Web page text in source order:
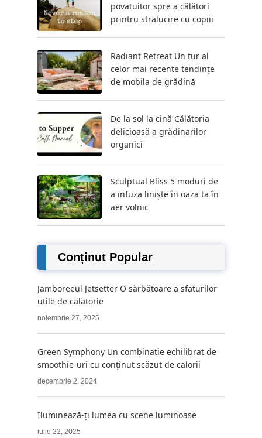
povatuitor spre a călători
printru stralucire cu copiii
Radiant Retreat Un tur al
celor mai recente tendințe
de mobila de grădină
De la sol la cină Călătoria
delicioasă a grădinarilor
organici
Sculptual Bliss 5 moduri de
a infuza liniște în oaza ta în
aer volnic
Conținut Popular
Jamboreeul Jetsetter O sărbătoare a sfaturilor
utile de călătorie
noiembrie 27, 2025
Green Symphony Un combinatie echilibrat de
smoothie-uri cu conținut scăzut de calorii
decembrie 2, 2024
Iluminează-ți lumea cu scene luminoase
iulie 22, 2025